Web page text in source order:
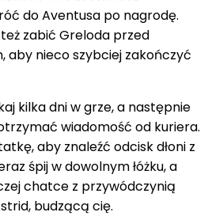
do Aventusa po nagrodę.
zabić Greloda przed
aby nieco szybciej zakończyć
kilka dni w grze, a następnie
wiadomość od kuriera.
aby znaleźć odcisk dłoni z
śpij w dowolnym łóżku, a
chatce z przywódczynią
budzącą cię.